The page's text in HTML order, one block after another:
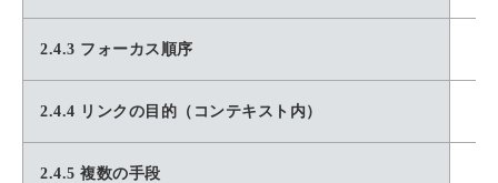
2.4.3 フォーカス順序
2.4.4 リンクの目的（コンテキスト内）
2.4.5 複数の手段